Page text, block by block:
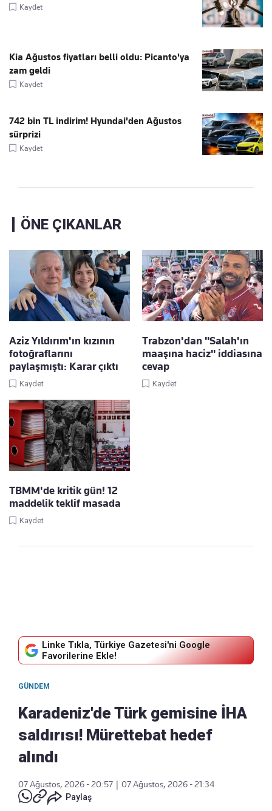
Kaydet
Kia Ağustos fiyatları belli oldu: Picanto'ya
zam geldi
Kaydet
742 bin TL indirim! Hyundai'den Ağustos
sürprizi
Kaydet
ÖNE ÇIKANLAR
Aziz Yıldırım'ın kızının
fotoğraflarını
paylaşmıştı: Karar çıktı
Kaydet
Trabzon'dan "Salah'ın
maaşına haciz" iddiasına
cevap
Kaydet
TBMM'de kritik gün! 12
maddelik teklif masada
Kaydet
Linke Tıkla, Türkiye Gazetesi'ni Google
Favorilerine Ekle!
GÜNDEM
Karadeniz'de Türk gemisine İHA
saldırısı! Mürettebat hedef
alındı
07 Ağustos, 2026 - 20:57
07 Ağustos, 2026 - 21:34
Paylaş